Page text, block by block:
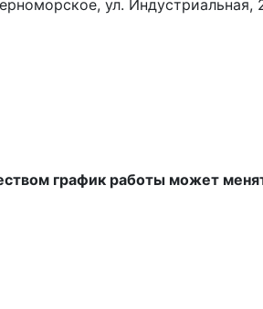
ул. Индустриальная,
график работы может